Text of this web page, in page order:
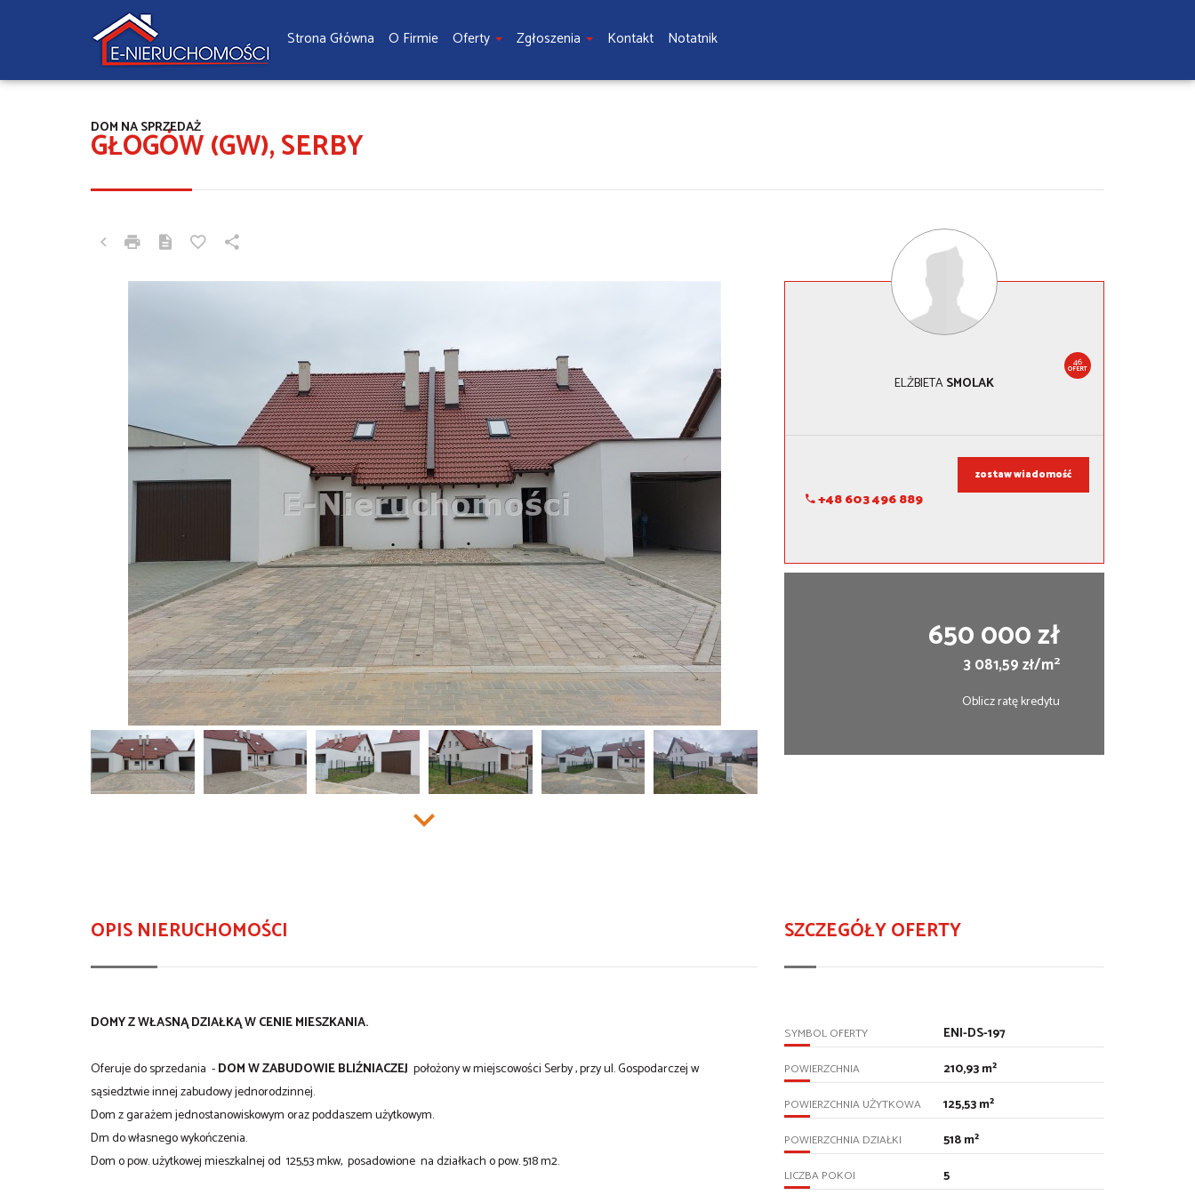
Strona Główna O Firmie Oferty Zgłoszenia Kontakt Notatnik
GŁOGÓW (GW), SERBY
DOM NA SPRZEDAŻ
46
OFERT
ELŻBIETASMOLAK
+48 603 496 889
zostaw wiadomość
650 000 zł
3 081,59 zł/m2
Oblicz ratę kredytu
OPIS NIERUCHOMOŚCI
DOMY Z WŁASNĄ DZIAŁKĄ W CENIE MIESZKANIA.
Oferuje do sprzedania -DOM W ZABUDOWIE BLIŹNIACZEJ położony w miejscowości Serby , przy ul. Gospodarczej w
sąsiedztwie innej zabudowy jednorodzinnej.
Dom z garażem jednostanowiskowym oraz poddaszem użytkowym.
Dm do własnego wykończenia.
Dom o pow. użytkowej mieszkalnej od 125,53 mkw, posadowione na działkach o pow. 518 m2.
SZCZEGÓŁY OFERTY
SYMBOL OFERTY ENI-DS-197
POWIERZCHNIA 210,93 m²
POWIERZCHNIA UŻYTKOWA 125,53 m²
POWIERZCHNIA DZIAŁKI 518 m²
LICZBA POKOI 5